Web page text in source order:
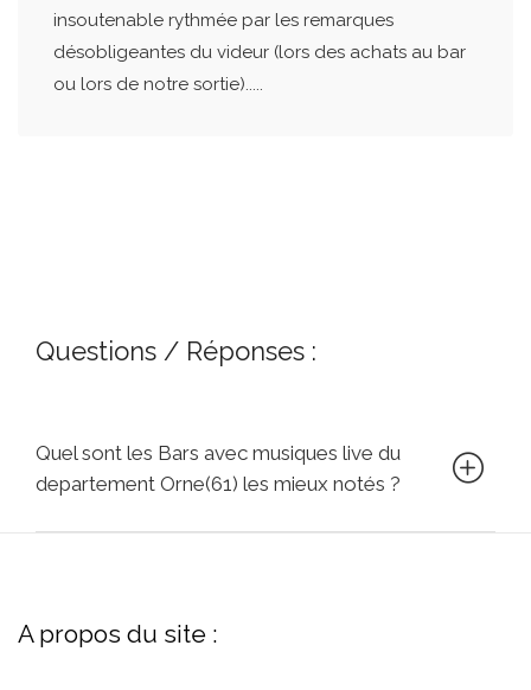
insoutenable rythmée par les remarques
désobligeantes du videur (lors des achats au bar
ou lors de notre sortie).....
Questions / Réponses :
Quel sont les Bars avec musiques live du
departement Orne(61) les mieux notés ?
A propos du site :